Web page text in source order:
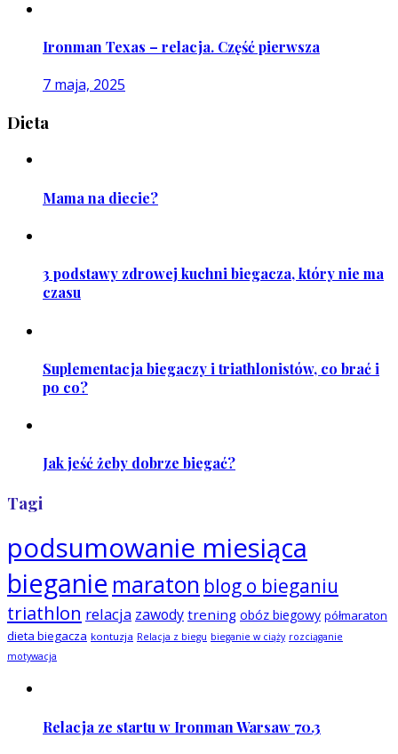
Ironman Texas – relacja. Część pierwsza
7 maja, 2025
Dieta
Mama na diecie?
3 podstawy zdrowej kuchni biegacza, który nie ma
czasu
Suplementacja biegaczy i triathlonistów, co brać i
po co?
Jak jeść żeby dobrze biegać?
Tagi
podsumowanie miesiąca
bieganie maraton blog o bieganiu
triathlon relacja zawody trening obóz biegowy półmaraton
dieta biegacza kontuzja Relacja z biegu bieganie w ciąży rozciąganie
motywacja
Relacja ze startu w Ironman Warsaw 70.3